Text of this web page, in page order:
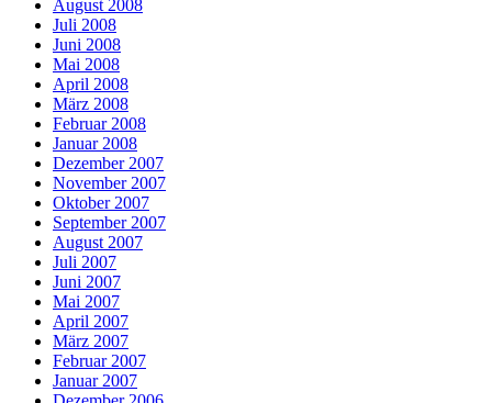
August 2008
Juli 2008
Juni 2008
Mai 2008
April 2008
März 2008
Februar 2008
Januar 2008
Dezember 2007
November 2007
Oktober 2007
September 2007
August 2007
Juli 2007
Juni 2007
Mai 2007
April 2007
März 2007
Februar 2007
Januar 2007